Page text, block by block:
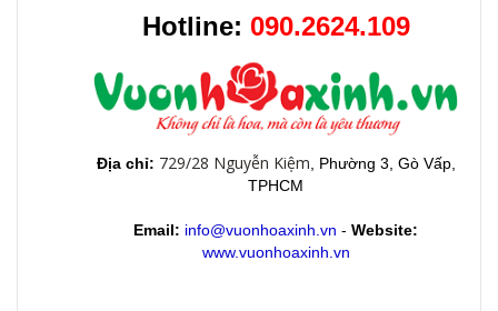
Hotline: 090.2624.109
Địa chỉ: 729/28 Nguyễn Kiệm , Phường 3, Gò Vấp,
TPHCM
Email: info@vuonhoaxinh.vn - Website:
www.vuonhoaxinh.vn